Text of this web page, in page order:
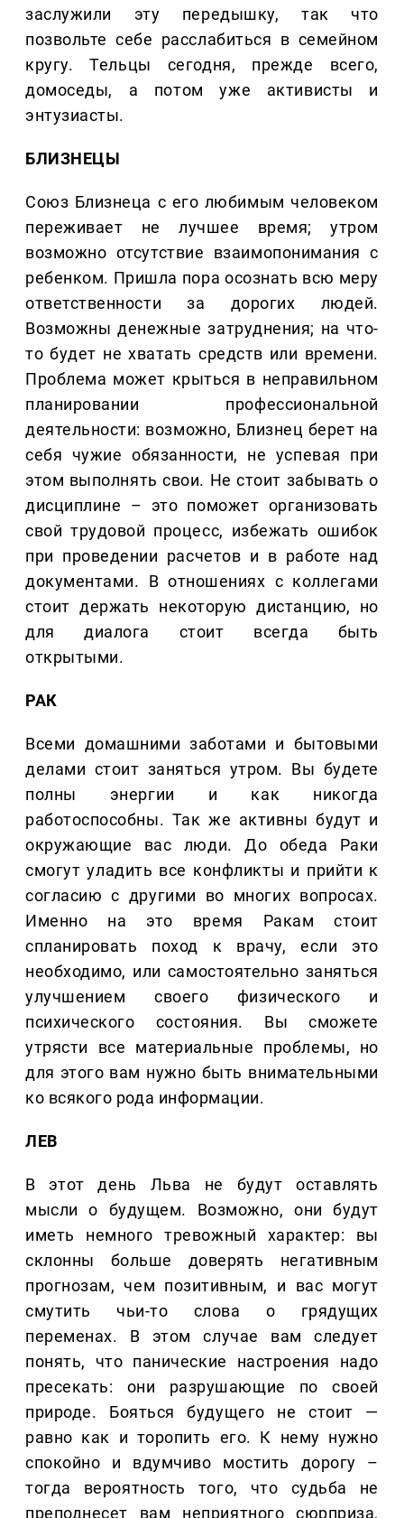
заслужили эту передышку, так что
позвольте себе расслабиться в семейном
кругу. Тельцы сегодня, прежде всего,
домоседы, а потом уже активисты и
энтузиасты.
БЛИЗНЕЦЫ
Союз Близнеца с его любимым человеком
переживает не лучшее время; утром
возможно отсутствие взаимопонимания с
ребенком. Пришла пора осознать всю меру
ответственности за дорогих людей.
Возможны денежные затруднения; на что-
то будет не хватать средств или времени.
Проблема может крыться в неправильном
планировании профессиональной
деятельности: возможно, Близнец берет на
себя чужие обязанности, не успевая при
этом выполнять свои. Не стоит забывать о
дисциплине – это поможет организовать
свой трудовой процесс, избежать ошибок
при проведении расчетов и в работе над
документами. В отношениях с коллегами
стоит держать некоторую дистанцию, но
для диалога стоит всегда быть
открытыми.
РАК
Всеми домашними заботами и бытовыми
делами стоит заняться утром. Вы будете
полны энергии и как никогда
работоспособны. Так же активны будут и
окружающие вас люди. До обеда Раки
смогут уладить все конфликты и прийти к
согласию с другими во многих вопросах.
Именно на это время Ракам стоит
спланировать поход к врачу, если это
необходимо, или самостоятельно заняться
улучшением своего физического и
психического состояния. Вы сможете
утрясти все материальные проблемы, но
для этого вам нужно быть внимательными
ко всякого рода информации.
ЛЕВ
В этот день Льва не будут оставлять
мысли о будущем. Возможно, они будут
иметь немного тревожный характер: вы
склонны больше доверять негативным
прогнозам, чем позитивным, и вас могут
смутить чьи-то слова о грядущих
переменах. В этом случае вам следует
понять, что панические настроения надо
пресекать: они разрушающие по своей
природе. Бояться будущего не стоит —
равно как и торопить его. К нему нужно
спокойно и вдумчиво мостить дорогу –
тогда вероятность того, что судьба не
преподнесет вам неприятного сюрприза,